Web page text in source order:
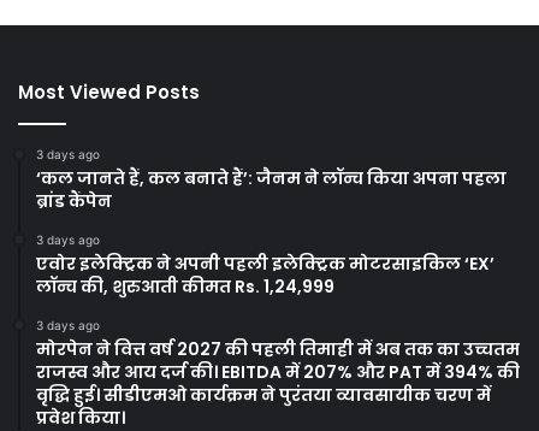
Most Viewed Posts
3 days ago
‘कल जानते हैं, कल बनाते हैं’: जैनम ने लॉन्च किया अपना पहला
ब्रांड कैंपेन
3 days ago
एवोर इलेक्ट्रिक ने अपनी पहली इलेक्ट्रिक मोटरसाइकिल ‘EX’
लॉन्च की, शुरुआती कीमत Rs. 1,24,999
3 days ago
मोरपेन ने वित्त वर्ष 2027 की पहली तिमाही में अब तक का उच्चतम
राजस्व और आय दर्ज की। EBITDA में 207% और PAT में 394% की
वृद्धि हुई। सीडीएमओ कार्यक्रम ने पुरंतया व्यावसायीक चरण में
प्रवेश किया।